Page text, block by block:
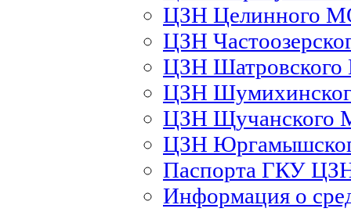
ЦЗН Целинного
ЦЗН
ЦЗН
ЦЗН
ЦЗН Щучанского
ЦЗН
Паспорта ГКУ
Информация о